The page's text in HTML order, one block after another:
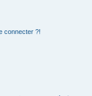
connecter ?!